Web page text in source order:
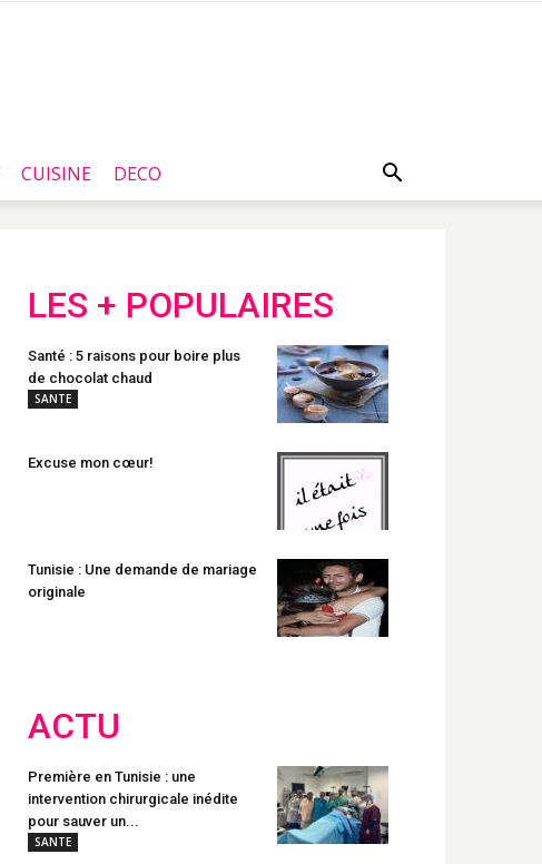
CUISINE DECO
LES + POPULAIRES
Santé : 5 raisons pour boire plus
de chocolat chaud
SANTE
Excuse mon cœur!
Tunisie : Une demande de mariage
originale
ACTU
Première en Tunisie : une
intervention chirurgicale inédite
pour sauver un...
SANTE